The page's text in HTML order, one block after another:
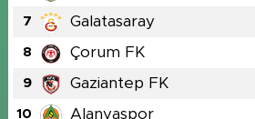
7 Galatasaray
8 Çorum FK
9 Gaziantep FK
10 Alanyaspor